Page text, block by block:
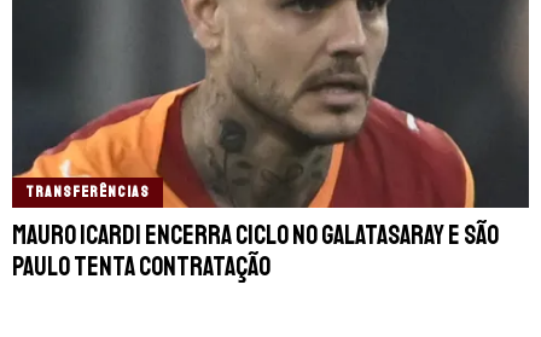
TRANSFERÊNCIAS
Mauro Icardi encerra ciclo no Galatasaray e São
Paulo tenta contratação